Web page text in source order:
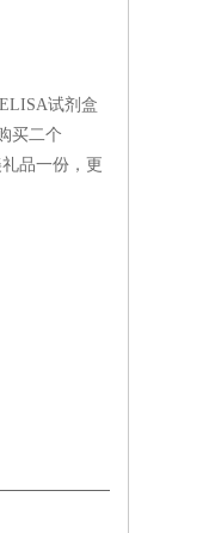
试剂盒
买二个
品一份，更